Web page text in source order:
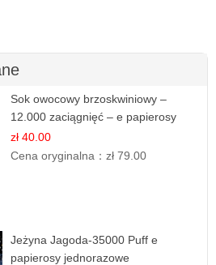
Sok owocowy brzoskwiniowy –
12.000 zaciągnięć – e papierosy
jednorazowe
zł 40.00
Cena oryginalna：zł 79.00
Jeżyna Jagoda-35000 Puff e
papierosy jednorazowe